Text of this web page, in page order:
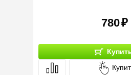
780